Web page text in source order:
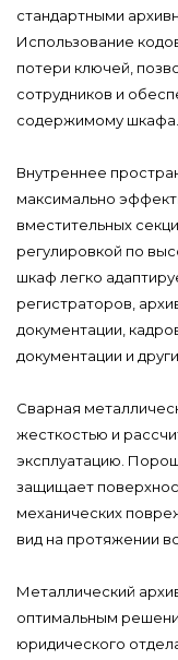
стандартными
Использование
потери ключей,
сотрудников и
содержимому шкафа.
Внутреннее
максимально
вместительных
регулировкой по
шкаф легко
регистраторов,
документации,
документации и
Сварная
жесткостью и
эксплуатацию.
защищает
механических
вид на протяжении
Металлический
оптимальным
юридического